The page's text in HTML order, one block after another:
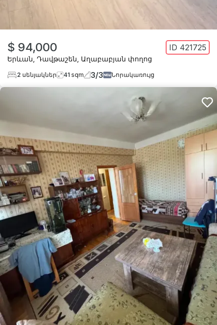
$ 94,000 ID 421725
Երևան Դավթաշեն Աղաբաբյան փողոց
2 սենյակներ 41 sqm 3/3 Նորակառույց